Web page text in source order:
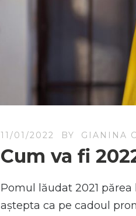
11/01/2022 BY GIANINA
Cum va fi
Pomul lăudat 2021
aștepta ca pe cadoul